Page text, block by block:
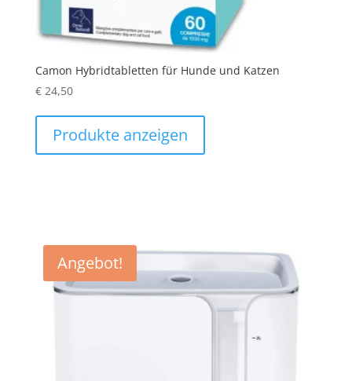
Camon Hybridtabletten für Hunde und Katzen
€24,50
Produkte anzeigen
Angebot!